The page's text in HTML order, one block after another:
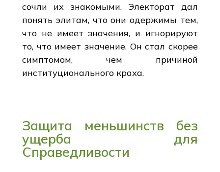
сочли их знакомыми. Электорат дал
понять элитам, что они одержимы тем,
что не имеет значения, и игнорируют
то, что имеет значение. Он стал скорее
симптомом, чем причиной
институционального краха.
Защита меньшинств без
ущерба для
Справедливости